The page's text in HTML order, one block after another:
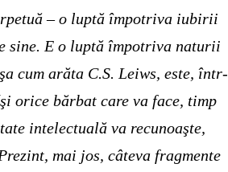
– o luptă împotriva iubirii
sine. E o luptă împotriva naturii
cum arăta C.S. Leiws, este, într-
orice bărbat care va face, timp
intelectuală va recunoaşte,
mai jos, câteva fragmente